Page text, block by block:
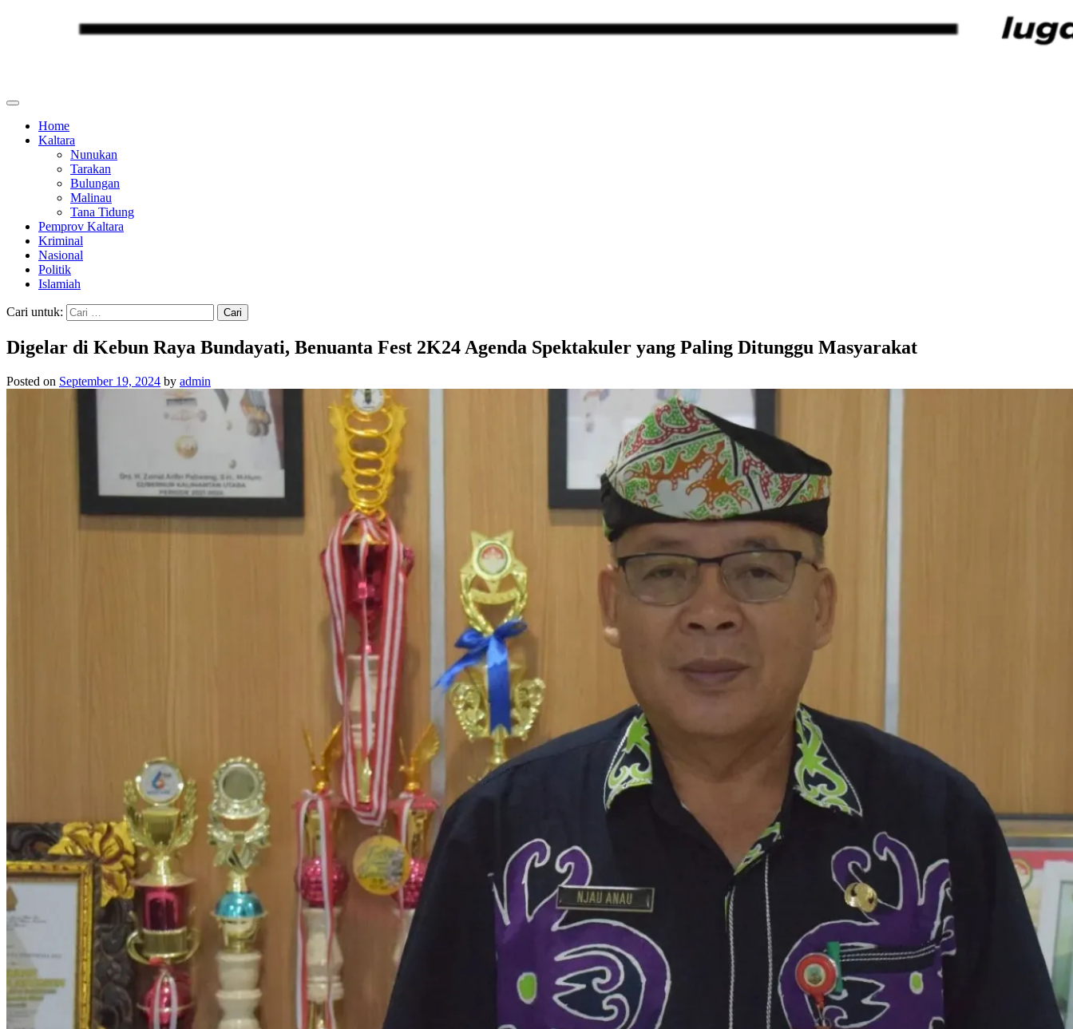
Home
Kaltara
Nunukan
Tarakan
Bulungan
Malinau
Tana Tidung
Pemprov Kaltara
Kriminal
Nasional
Politik
Islamiah
Cari untuk:
Digelar di Kebun Raya Bundayati, Benuanta Fest 2K24 Agenda Spektakuler yang Paling Ditunggu Masyarakat
Posted on September 19, 2024 by admin